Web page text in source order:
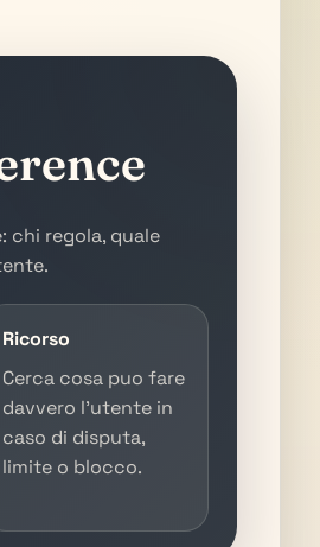
chi regola, quale
Ricorso
Cerca cosa puo fare
davvero l'utente in
caso di disputa,
limite o blocco.